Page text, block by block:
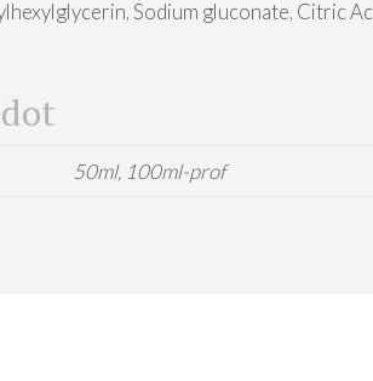
Sodium gluconate, Citric
50ml, 100ml-prof